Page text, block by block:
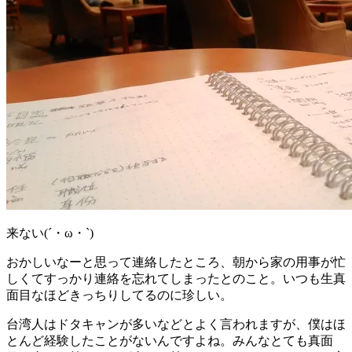
来ない(´・ω・`)
おかしいなーと思って連絡したところ、朝から家の用事が忙
しくてすっかり連絡を忘れてしまったとのこと。いつも生真
面目なほどきっちりしてるのに珍しい。
台湾人はドタキャンが多いなどとよく言われますが、僕はほ
とんど経験したことがないんですよね。みんなとても真面